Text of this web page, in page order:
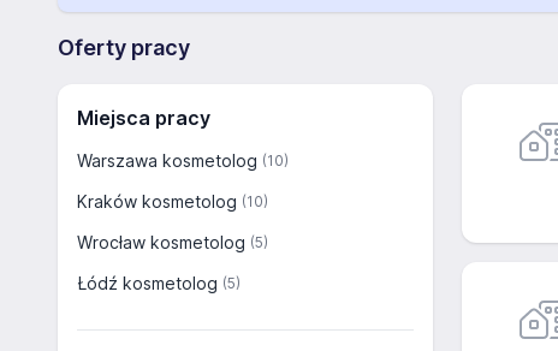
Oferty pracy
Miejsca pracy
Warszawa kosmetolog (10)
Kraków kosmetolog (10)
Wrocław kosmetolog (5)
Łódź kosmetolog (5)